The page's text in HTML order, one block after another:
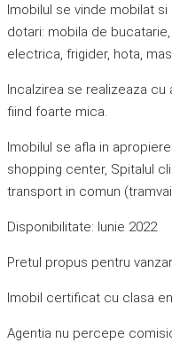
Imobilul se vinde mobilat
dotari: mobila de
electrica, frigider, hota,
Incalzirea se realizeaza
fiind foarte mica.
Imobilul se afla in
shopping center, Spitalul
transport in comun
Disponibilitate: Iunie 2022
Pretul propus pentru
Imobil certificat cu clasa
Agentia nu percepe